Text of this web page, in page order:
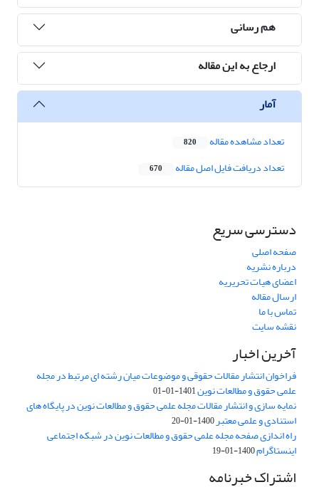
هم رسانی
ارجاع به این مقاله
آمار
تعداد مشاهده مقاله 820
تعداد دریافت فایل اصل مقاله 670
دسترسی سریع
صفحه اصلی
درباره نشریه
اعضای هیات تحریریه
ارسال مقاله
تماس با ما
نقشه سایت
آخرین اخبار
فراخوان انتشار مقالات حقوقی و موضوعات میان رشته ای مرتبط در مجله
علمی حقوق و مطالعات نوین1401-01-01
نمایه سازی و انتشار مقالات مجله علمی حقوق و مطالعات نوین در پایگاه های
استنادی و علمی معتبر1400-01-20
راه اندازی صفحه مجله علمی حقوق و مطالعات نوین در شبکه اجتماعی
اینستاگرام1400-01-19
اشتراک خبرنامه